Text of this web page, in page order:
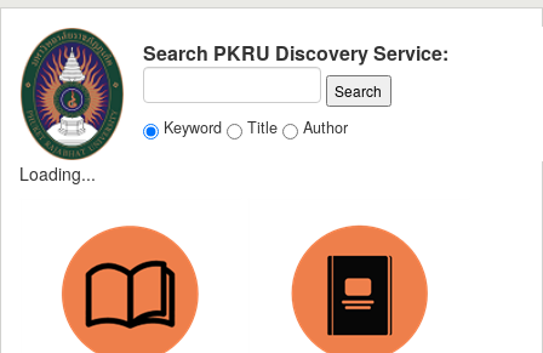
Search PKRU Discovery Service:
Keyword Title Author
Loading...